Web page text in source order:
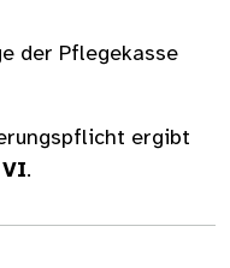
der Pflegekasse
ergibt
.